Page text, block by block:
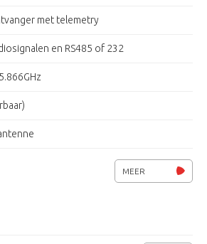
met telemetry
en RS485 of 232
MEER